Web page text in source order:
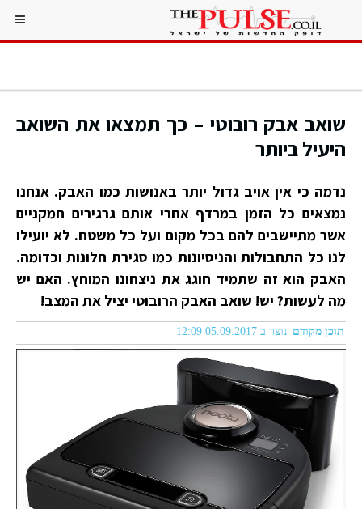
שואב אבק רובוטי – כך תמצאו את השואב
היעיל ביותר
נדמה כי אין אויב גדול יותר באנושות כמו האבק. אנחנו
נמצאים כל הזמן במרדף אחרי אותם גרגירים חמקניים
אשר מתיישבים להם בכל מקום ועל כל משטח. לא יועילו
לנו כל התחבולות והניסיונות כמו סגירת חלונות וכדומה.
האבק הוא זה שתמיד חוגג את ניצחונו המוחץ. האם יש
מה לעשות? יש! שואב האבק הרובוטי יציל את המצב!
תוכן מקודם נוצר ב 05.09.2017 12:09